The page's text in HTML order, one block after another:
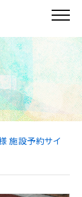
施設予約サイ